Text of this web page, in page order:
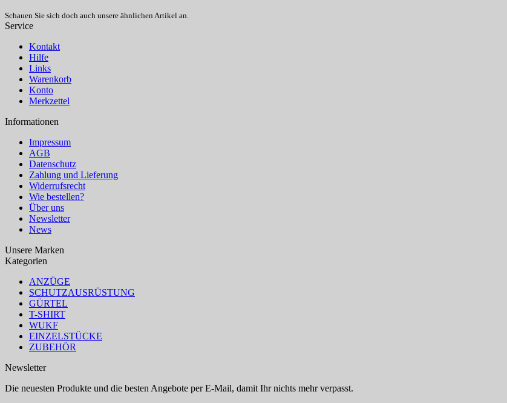
Schauen Sie sich doch auch unsere ähnlichen Artikel an.
Service
Kontakt
Hilfe
Links
Warenkorb
Konto
Merkzettel
Informationen
Impressum
AGB
Datenschutz
Zahlung und Lieferung
Widerrufsrecht
Wie bestellen?
Über uns
Newsletter
News
Unsere Marken
Kategorien
ANZÜGE
SCHUTZAUSRÜSTUNG
GÜRTEL
T-SHIRT
WUKF
EINZELSTÜCKE
ZUBEHÖR
Newsletter
Die neuesten Produkte und die besten Angebote per E-Mail, damit Ihr nichts mehr verpasst.